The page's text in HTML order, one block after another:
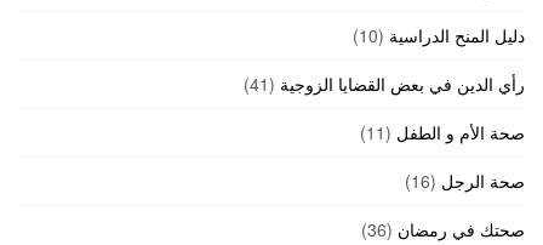
دليل المنح الدراسية (10)
رأي الدين في بعض القضايا الزوجية (41)
صحة الأم و الطفل (11)
صحة الرجل (16)
صحتك في رمضان (36)